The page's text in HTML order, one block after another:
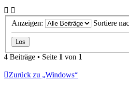
Anzeigen: Sortiere
4 Beiträge • Seite 1 von 1
Zurück zu „Windows“